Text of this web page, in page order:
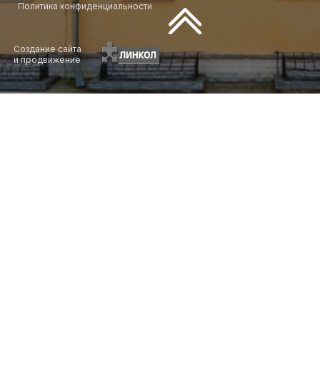
Политика конфиденциальности
Создание сайта
и продвижение